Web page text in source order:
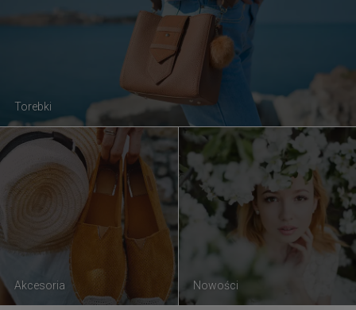
Torebki
Akcesoria Nowości